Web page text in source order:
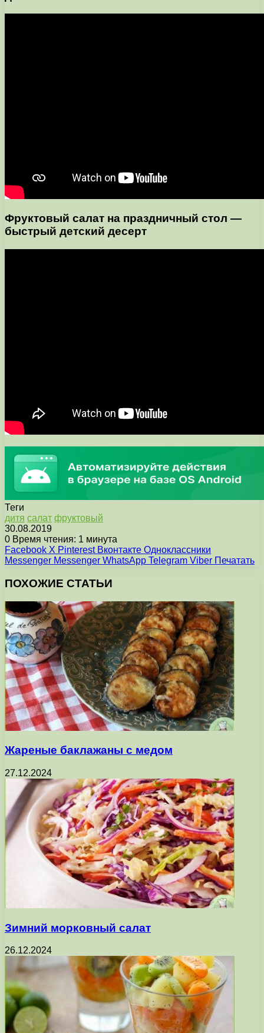
Фруктовый салат на праздничный стол —
быстрый детский десерт
Теги
дитя салат фруктовый
30.08.2019
0 Время чтения: 1 минута
Facebook X Pinterest Вконтакте Одноклассники
Messenger Messenger WhatsApp Telegram Viber Печатать
ПОХОЖИЕ СТАТЬИ
Жареные баклажаны с медом
27.12.2024
Зимний морковный салат
26.12.2024